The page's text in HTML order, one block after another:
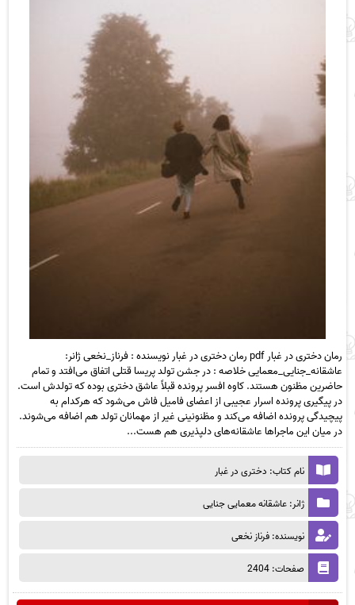
رمان دختری در غبار pdf رمان دختری در غبار نویسنده : فرناز_نخعی ژانر:
عاشقانه_جنایی_معمایی خلاصه : در جشن تولد پریسا قتلی اتفاق می‌افتد و تمام
حاضرین مظنون هستند. کاوه افسر پرونده قبلاً عاشق دختری بوده که تولدش است.
در پیگیری پرونده اسرار عجیبی از اعضای فامیل فاش می‌شود که هرکدام به
پیچیدگی پرونده اضافه می‌کند و مظنونینی غیر از مهمانان تولد هم اضافه می‌شوند.
در میان این ماجراها عاشقانه‌های دلپذیری هم هست...
نام کتاب: دختری در غبار
ژانر: عاشقانه معمایی جنایی
نویسنده: فرناز نخعی
صفحات: 2404